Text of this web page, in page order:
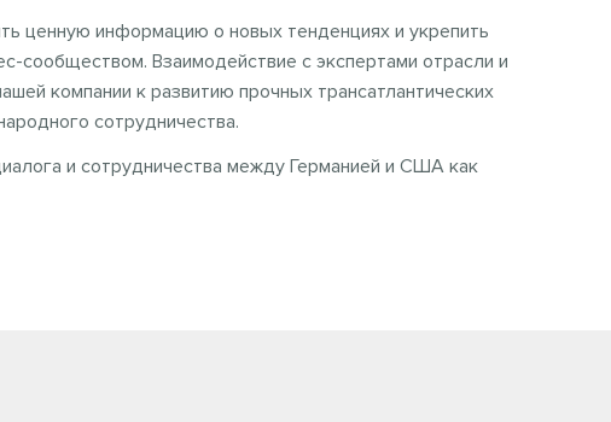
ценную информацию о новых тенденциях и укрепить
сообществом. Взаимодействие с экспертами отрасли и
компании к развитию прочных трансатлантических
сотрудничества.
и сотрудничества между Германией и США как